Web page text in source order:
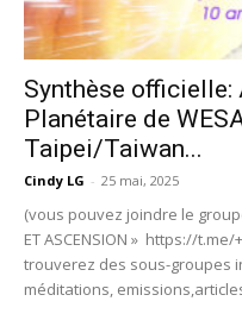
Synthèse officielle:
Planétaire de
Taipei/Taiwan...
Cindy LG - 25 mai, 2025
(vous pouvez joindre le groupe
ET ASCENSION » https://
trouverez des sous-groupes
méditations,